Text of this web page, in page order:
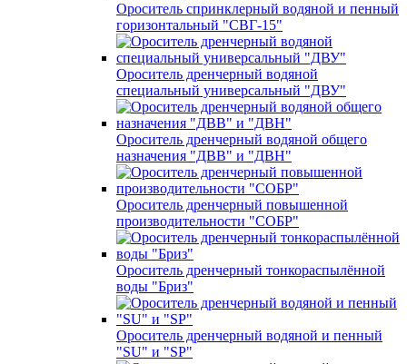
Ороситель спринклерный водяной и пенный
горизонтальный "СВГ-15"
Ороситель дренчерный водяной
специальный универсальный "ДВУ"
Ороситель дренчерный водяной общего
назначения "ДВВ" и "ДВН"
Ороситель дренчерный повышенной
производительности "СОБР"
Ороситель дренчерный тонкораспылённой
воды "Бриз"
Ороситель дренчерный водяной и пенный
"SU" и "SP"